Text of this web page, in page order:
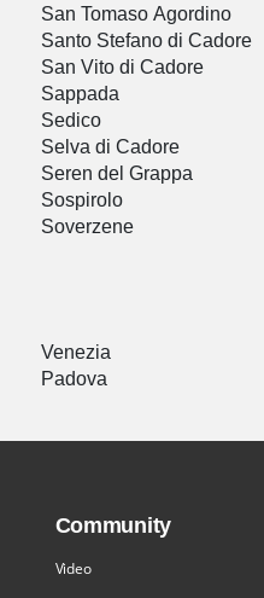
San Tomaso Agordino
Santo Stefano di Cadore
San Vito di Cadore
Sappada
Sedico
Selva di Cadore
Seren del Grappa
Sospirolo
Soverzene
Venezia
Padova
Community
Video